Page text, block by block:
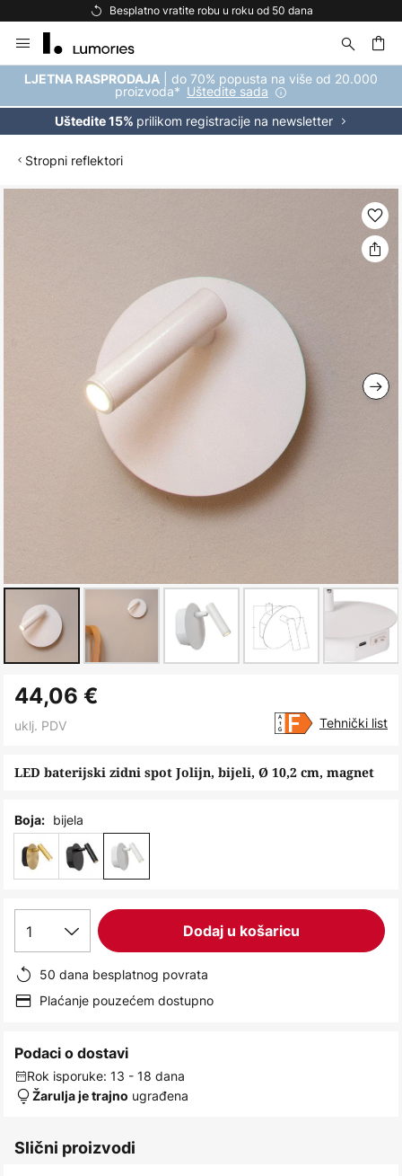
Besplatno vratite robu u roku od 50 dana
to
Content
LJETNA RASPRODAJA | do 70% popusta na više od 20.000
proizvoda* Uštedite sada
Uštedite 15% prilikom registracije na newsletter
Stropni reflektori
to
the
of
images
gallery
LED baterijski zidni spot Jolijn, bijeli, Ø 10,2 cm, magnet
44,06 €
uklj. PDV Tehnički list
Boja: bijela
1 Dodaj u košaricu
50 dana besplatnog povrata
Plaćanje pouzećem dostupno
Podaci o dostavi
Rok isporuke: 13 - 18 dana
Žarulja je trajno ugrađena
Slični proizvodi